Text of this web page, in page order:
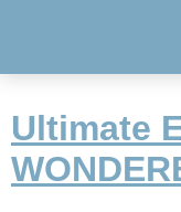
Ultimate